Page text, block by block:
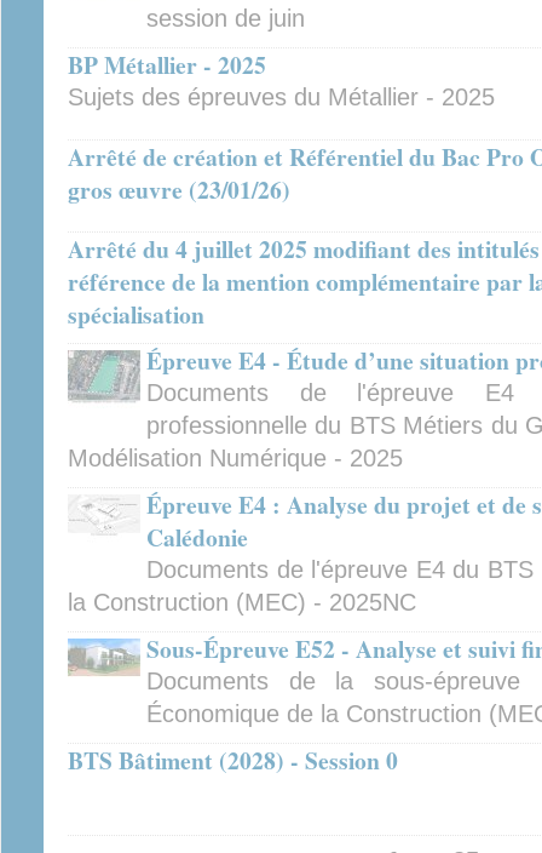
session de juin
BP Métallier - 2025
Sujets des épreuves du Métallier - 2025
Arrêté de création et Référentiel du Bac Pro
gros œuvre (23/01/26)
Arrêté du 4 juillet 2025 modifiant des
référence de la mention complémentaire par
spécialisation
Épreuve E4 - Étude d’une situation
Documents de l'épreuve E4
professionnelle du BTS Métiers du
Modélisation Numérique - 2025
Épreuve E4 : Analyse du projet et de
Calédonie
Documents de l'épreuve E4 du
la Construction (MEC) - 2025NC
Sous-Épreuve E52 - Analyse et suivi
Documents de la sous-
Économique de la Construction
BTS Bâtiment (2028) - Session 0